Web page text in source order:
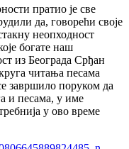
пратио је све
да, говорећи своје
неопходност
богате наш
из Београда Срђан
читања песама
завршило поруком да
и песама, у име
у ово време